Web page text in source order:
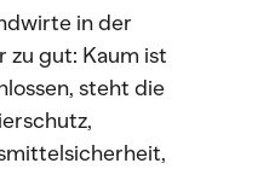
in der
zu gut: Kaum ist
steht die